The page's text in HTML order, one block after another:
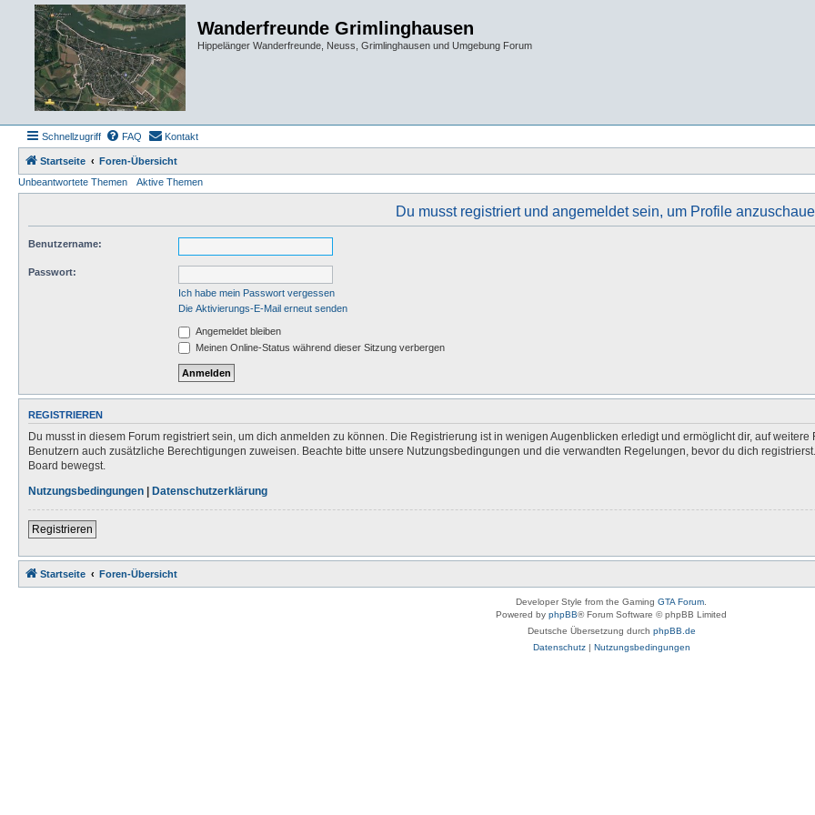
Wanderfreunde Grimlinghausen
Hippelänger Wanderfreunde, Neuss, Grimlinghausen und Umgebung Forum
Schnellzugriff FAQ Kontakt
Startseite
Foren-Übersicht
Unbeantwortete Themen
Aktive Themen
Du musst registriert und angemeldet sein, um Profile
Benutzername:
Passwort:
Ich habe mein Passwort vergessen
Die Aktivierungs-E-Mail erneut senden
Angemeldet bleiben
Meinen Online-Status während dieser Sitzung verbergen
REGISTRIEREN
Du musst in diesem Forum registriert sein, um dich anmelden zu können. Die Registrierung ist in wenigen Augenblicken erledigt und ermöglicht dir, auf
Benutzern auch zusätzliche Berechtigungen zuweisen. Beachte bitte unsere Nutzungsbedingungen und die verwandten Regelungen, bevor du dich
Board bewegst.
Nutzungsbedingungen | Datenschutzerklärung
Registrieren
Startseite Foren-Übersicht
Developer Style from the Gaming GTA Forum
Powered by phpBB® Forum Software © phpBB Limited
Deutsche Übersetzung durch phpBB.de
Datenschutz| Nutzungsbedingungen